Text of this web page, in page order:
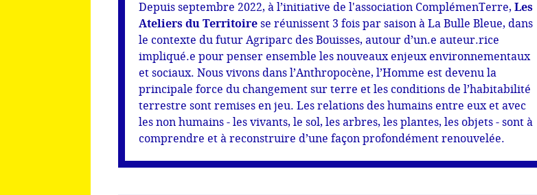
Depuis septembre 2022, à l’initiative de l'association ComplémenTerre, Les
Ateliers du Territoire se réunissent 3 fois par saison à La Bulle Bleue, dans
le contexte du futur Agriparc des Bouisses, autour d’un.e auteur.rice
impliqué.e pour penser ensemble les nouveaux enjeux environnementaux
et sociaux. Nous vivons dans l’Anthropocène, l’Homme est devenu la
principale force du changement sur terre et les conditions de l’habitabilité
terrestre sont remises en jeu. Les relations des humains entre eux et avec
les non humains - les vivants, le sol, les arbres, les plantes, les objets - sont à
comprendre et à reconstruire d’une façon profondément renouvelée.